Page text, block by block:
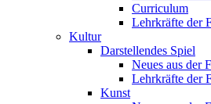
Curriculum
Lehrkräfte der
Kultur
Darstellendes Spiel
Neues aus der
Lehrkräfte der
Kunst